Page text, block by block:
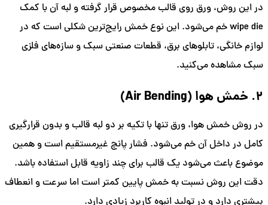
در این روش، ورق روی قالب مخصوص قرار گرفته و لبه آن با کمک
wipe die خم می‌شود. این نوع خمش رایج‌ترین شکلی است که در
لوازم خانگی، تابلوهای برق، قطعات صنعتی سبک و سازه‌های فلزی
سبک مشاهده می‌کنید.
2. خمش هوا (Air Bending)
در روش خمش هوا، ورق تنها با تکیه بر دو لبه قالب و بدون قرارگیری
کامل در داخل آن خم می‌شود. فشار پانچ غیرمستقیم است و همین
موضوع باعث می‌شود یک قالب برای چند زاویه قابل استفاده باشد.
دقت این روش نسبت به خمش پایین کمتر است اما سرعت و انعطاف
بیشتری دارد و در تولید انبوه کاربرد زیادی دارد.